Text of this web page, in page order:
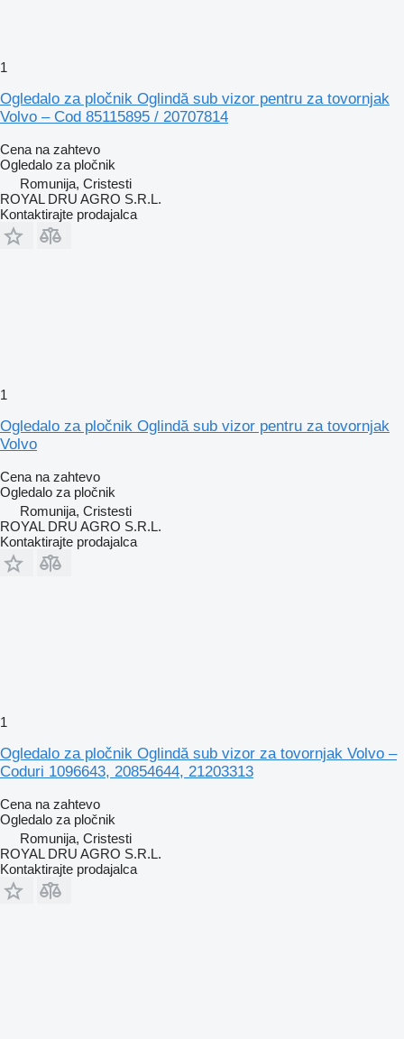
1
Ogledalo za pločnik Oglindă sub vizor pentru za tovornjak
Volvo – Cod 85115895 / 20707814
Cena na zahtevo
Ogledalo za pločnik
Romunija, Cristesti
ROYAL DRU AGRO S.R.L.
Kontaktirajte prodajalca
1
Ogledalo za pločnik Oglindă sub vizor pentru za tovornjak
Volvo
Cena na zahtevo
Ogledalo za pločnik
Romunija, Cristesti
ROYAL DRU AGRO S.R.L.
Kontaktirajte prodajalca
1
Ogledalo za pločnik Oglindă sub vizor za tovornjak Volvo –
Coduri 1096643, 20854644, 21203313
Cena na zahtevo
Ogledalo za pločnik
Romunija, Cristesti
ROYAL DRU AGRO S.R.L.
Kontaktirajte prodajalca